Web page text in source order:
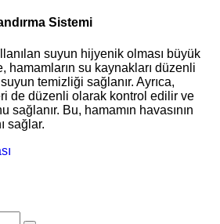
Sistemi
suyun hijyenik olması büyük
hamamların su kaynakları düzenli
temizliği sağlanır. Ayrıca,
de düzenli olarak kontrol edilir ve
sağlanır. Bu, hamamın havasının
sağlar.